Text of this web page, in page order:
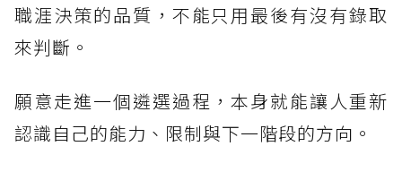
職涯決策的品質，不能只用最後有沒有錄取
來判斷。
願意走進一個遴選過程，本身就能讓人重新
認識自己的能力、限制與下一階段的方向。